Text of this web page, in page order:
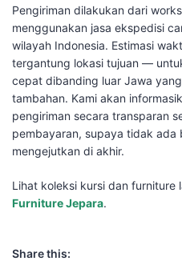
Pengiriman dilakukan dari
menggunakan jasa ekspedisi
wilayah Indonesia. Estimasi
tergantung lokasi tujuan —
cepat dibanding luar Jawa
tambahan. Kami akan
pengiriman secara transparan
pembayaran, supaya tidak ada
mengejutkan di akhir.
Lihat koleksi kursi dan furniture
Furniture Jepara.
Share this: